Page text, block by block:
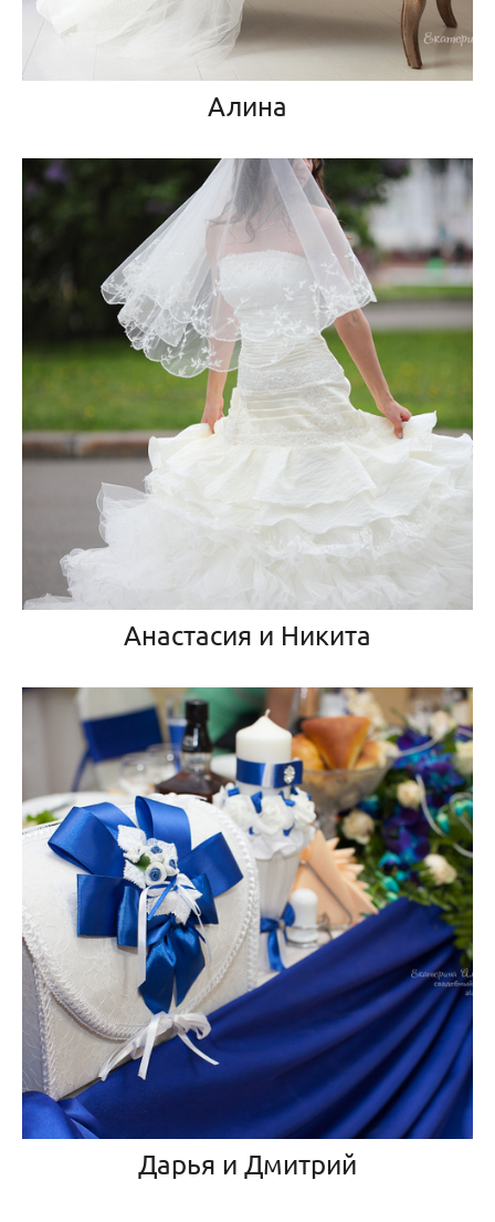
Алина
Анастасия и Никита
Дарья и Дмитрий